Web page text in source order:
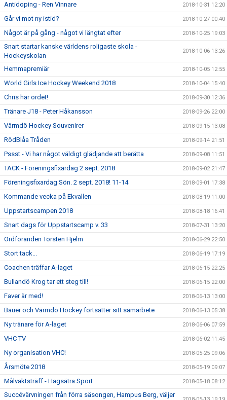
Antidoping - Ren Vinnare 2018-10-31 12:20
Går vi mot ny istid? 2018-10-27 00:40
Något är på gång - något vi längtat efter 2018-10-25 19:03
Snart startar kanske världens roligaste skola -
Hockeyskolan
2018-10-06 13:26
Hemmapremiär 2018-10-05 12:55
World Girls Ice Hockey Weekend 2018 2018-10-04 15:40
Chris har ordet! 2018-09-30 12:36
Tränare J18 - Peter Håkansson 2018-09-26 22:00
Värmdö Hockey Souvenirer 2018-09-15 13:08
RödBlåa Tråden 2018-09-14 21:51
Pssst - Vi har något väldigt glädjande att berätta 2018-09-08 11:51
TACK - Föreningsfixardag 2 sept. 2018 2018-09-02 21:47
Föreningsfixardag Sön. 2 sept. 2018! 11-14 2018-09-01 17:38
Kommande vecka på Ekvallen 2018-08-19 11:00
Uppstartscampen 2018 2018-08-18 16:41
Snart dags för Uppstartscamp v. 33 2018-07-31 13:20
Ordföranden Torsten Hjelm 2018-06-29 22:50
Stort tack... 2018-06-19 17:19
Coachen träffar A-laget 2018-06-15 22:25
Bullandö Krog tar ett steg till! 2018-06-15 22:00
Faver är med! 2018-06-13 13:00
Bauer och Värmdö Hockey fortsätter sitt samarbete 2018-06-13 05:38
Ny tränare för A-laget 2018-06-06 07:59
VHC TV 2018-06-02 11:45
Ny organisation VHC! 2018-05-25 09:06
Årsmöte 2018 2018-05-19 09:07
Målvaktsträff - Hagsätra Sport 2018-05-18 08:12
Succévärvningen från förra säsongen, Hampus Berg, väljer